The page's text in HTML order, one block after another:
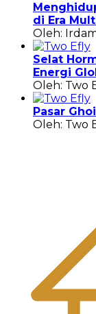
di Era
Oleh:
Selat
Energi
Oleh: Two
Pasar
Oleh: Two